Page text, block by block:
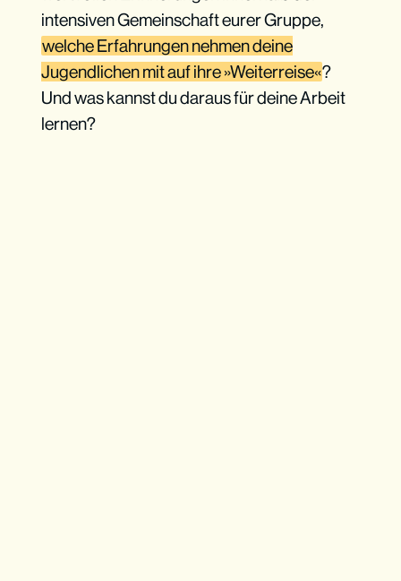
intensiven Gemeinschaft eurer Gruppe,
welche Erfahrungen nehmen deine
Jugendlichen mit auf ihre »Weiterreise«?
Und was kannst du daraus für deine Arbeit
lernen?